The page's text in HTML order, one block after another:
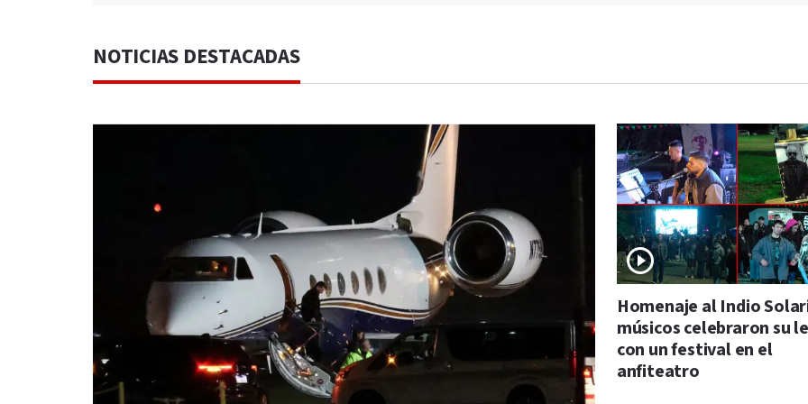
NOTICIAS DESTACADAS
Homenaje al Indio
músicos celebraron su
con un festival en el
anfiteatro